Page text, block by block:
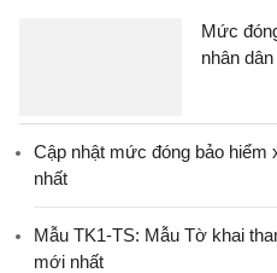
Mức
nhân
Cập nhật mức đóng bảo
nhất
Mẫu TK1-TS: Mẫu Tờ khai
mới nhất